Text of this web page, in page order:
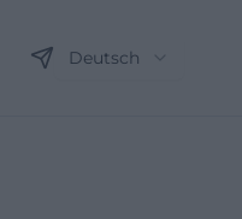
Deutsch